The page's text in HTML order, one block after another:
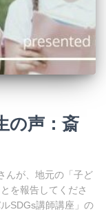
の声：斎
んが、地元の「子ど
を報告してくださ
SDGs講師講座」の